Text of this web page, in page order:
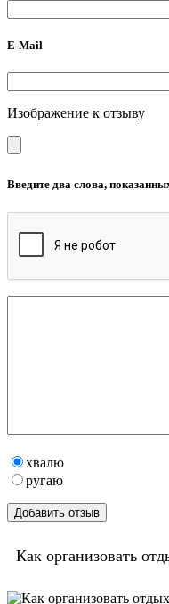
E-Mail
Изображение к отзыву
Введите два слова,
хвалю
ругаю
Как организовать